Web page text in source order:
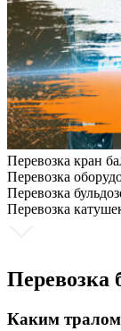
Перевозка кран
Перевозка
Перевозка
Перевозка
Перевозка
Каким тралом